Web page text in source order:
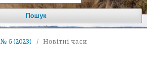
Пошук
№ 6 (2023) / Новітні часи